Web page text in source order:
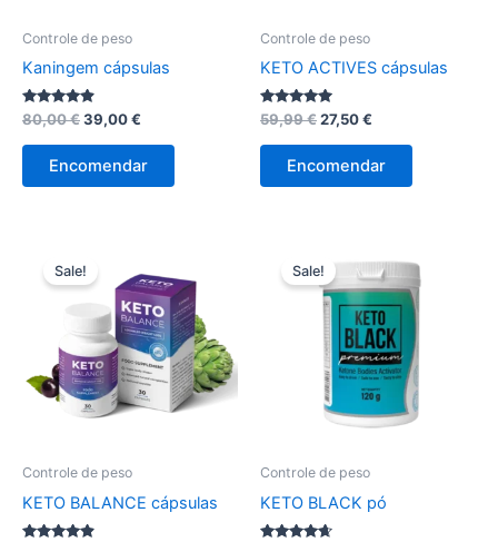
Controle de peso
Kaningem cápsulas
Avaliação
4.71
de 5
80,00€O
original
era:
39,00€
é:
Encomendar
Controle de peso
KETO ACTIVES cápsulas
Avaliação
4.78
de 5
59,99€O
original
era:
27,50€
é:
Encomendar
Sale!
Controle de peso
KETO BALANCE cápsulas
Sale!
Controle de peso
KETO BLACK pó